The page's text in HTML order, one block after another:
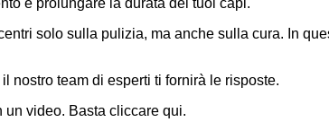
solo sulla pulizia, ma anche sulla cura. In
il nostro team di esperti ti fornirà le risposte.
un video. Basta cliccare qui.